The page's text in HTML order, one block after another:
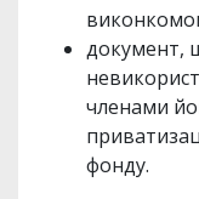
документ,
членами
фонду.